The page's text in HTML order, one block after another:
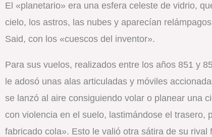
El «planetario» era una esfera celeste de vidrio,
cielo, los astros, las nubes y aparecían
Said, con los «cuescos del inventor».
Para sus vuelos, realizados entre los años 851 y
le adosó unas alas articuladas y móviles
se lanzó al aire consiguiendo volar o planear una
con violencia en el suelo, lastimándose el
fabricado cola». Esto le valió otra sátira de su rival